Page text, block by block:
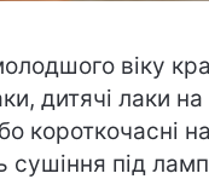
віку
дитячі лаки
короткочасні
сушіння під